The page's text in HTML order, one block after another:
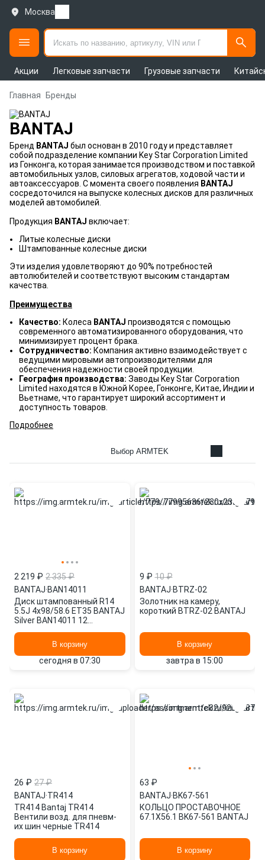
Москва
Акции Легковые запчасти Грузовые запчасти
Главная Бренды
BANTAJ
Бренд BANTAJ был основан в 2010 году и представляет
собой подразделение компании Key Star Corporation Limited
из Гонконга, которая занимается производством и поставкой
автомобильных узлов, силовых агрегатов, ходовой части и
автоаксессуаров. С момента своего появления BANTAJ
сосредоточился на выпуске колесных дисков для различных
моделей автомобилей.
Продукция BANTAJ включает:
Литые колесные диски
Штампованные колесные диски
Эти изделия удовлетворяют до 90% потребностей
автолюбителей и соответствуют высоким стандартам
качества.
Преимущества
Качество: Колеса BANTAJ производятся с помощью
современного автоматизированного оборудования, что
минимизирует процент брака.
Сотрудничество: Компания активно взаимодействует с
ведущими мировыми автопроизводителями для
обеспечения надежности своей продукции.
География производства: Заводы Key Star Corporation
Limited находятся в Южной Корее, Гонконге, Китае, Индии и
Вьетнаме, что гарантирует широкий ассортимент и
доступность товаров.
Подробнее
Выбор ARMTEK
2 219 ₽ 2 335 ₽
BANTAJ·BAN14011
Диск штампованный R14
5.5J 4x98/58.6 ET35 BANTAJ
Silver BAN14011 12
В корзину
сегодня в 07:30
9 ₽ 10 ₽
BANTAJ·BTRZ-02
Золотник на камеру,
короткий BTRZ-02 BANTAJ
В корзину
завтра в 15:00
26 ₽ 27 ₽
BANTAJ·TR414
TR414 Bantaj TR414
Вентили возд. для пневм-
их шин черные TR414
В корзину
63 ₽
BANTAJ·BK67-561
КОЛЬЦО ПРОСТАВОЧНОЕ
67.1X56.1 BK67-561 BANTAJ
В корзину